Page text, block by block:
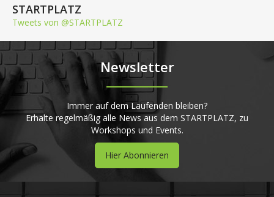
STARTPLATZ
Tweets von @STARTPLATZ
Newsletter
Immer auf dem Laufenden bleiben?
Erhalte regelmäßig alle News aus dem STARTPLATZ, zu
Workshops und Events.
Hier Abonnieren